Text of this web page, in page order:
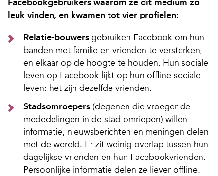
Facebookgebruikers waarom ze dit medium zo
leuk vinden, en kwamen tot vier profielen:
Relatie-bouwers gebruiken Facebook om hun
banden met familie en vrienden te versterken,
en elkaar op de hoogte te houden. Hun sociale
leven op Facebook lijkt op hun offline sociale
leven: het zijn dezelfde vrienden.
Stadsomroepers (degenen die vroeger de
mededelingen in de stad omriepen) willen
informatie, nieuwsberichten en meningen delen
met de wereld. Er zit weinig overlap tussen hun
dagelijkse vrienden en hun Facebookvrienden.
Persoonlijke informatie delen ze liever offline.